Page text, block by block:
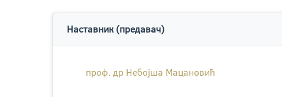
Наставник (предавач)
проф. др Небојша Мацановић